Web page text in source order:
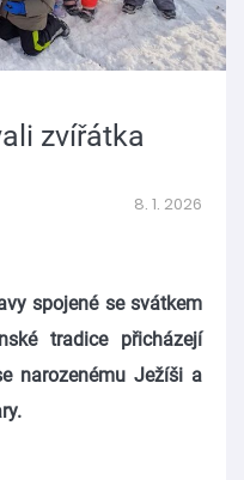
zvířátka
8. 1. 2026
spojené se svátkem
tradice přicházejí
narozenému Ježíši a